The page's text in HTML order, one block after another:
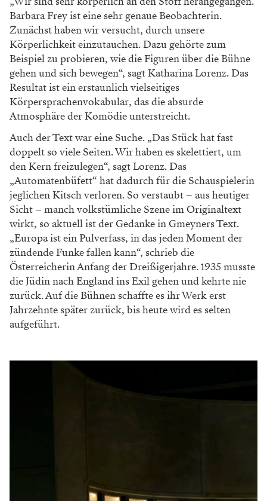
Barbara Frey ist eine sehr genaue Beobachterin.
Zunächst haben wir versucht, durch unsere
Körperlichkeit einzutauchen. Dazu gehörte zum
Beispiel zu probieren, wie die Figuren über die Bühne
gehen und sich bewegen“, sagt Katharina Lorenz. Das
Resultat ist ein erstaunlich vielseitiges
Körpersprachenvokabular, das die absurde
Atmosphäre der Komödie unterstreicht.
Auch der Text war eine Suche. „Das Stück hat fast
doppelt so viele Seiten. Wir haben es skelettiert, um
den Kern freizulegen“, sagt Lorenz. Das
„Automatenbüfett“ hat dadurch für die Schauspielerin
jeglichen Kitsch verloren. So verstaubt – aus heutiger
Sicht – manch volkstümliche Szene im Originaltext
wirkt, so aktuell ist der Gedanke in Gmeyners Text.
„Europa ist ein Pulverfass, in das jeden Moment der
zündende Funke fallen kann“, schrieb die
Österreicherin Anfang der Dreißigerjahre. 1935 musste
die Jüdin nach England ins Exil gehen und kehrte nie
zurück. Auf die Bühnen schaffte es ihr Werk erst
Jahrzehnte später zurück, bis heute wird es selten
aufgeführt.